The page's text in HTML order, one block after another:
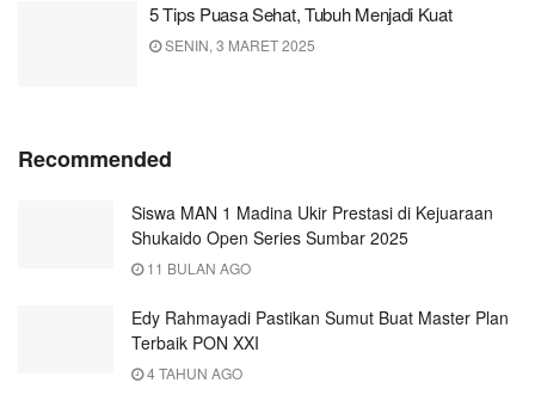
5 Tips Puasa Sehat, Tubuh Menjadi Kuat
SENIN, 3 MARET 2025
Recommended
Siswa MAN 1 Madina Ukir Prestasi di Kejuaraan
Shukaido Open Series Sumbar 2025
11 BULAN AGO
Edy Rahmayadi Pastikan Sumut Buat Master Plan
Terbaik PON XXI
4 TAHUN AGO